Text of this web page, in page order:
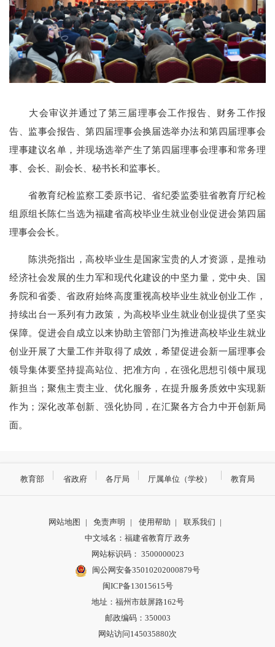
大会审议并通过了第三届理事会工作报告、财务工作报
告、监事会报告、第四届理事会换届选举办法和第四届理事会
理事建议名单，并现场选举产生了第四届理事会理事和常务理
事、会长、副会长、秘书长和监事长。
省教育纪检监察工委原书记、省纪委监委驻省教育厅纪检
组原组长陈仁当选为福建省高校毕业生就业创业促进会第四届
理事会会长。
陈洪尧指出，高校毕业生是国家宝贵的人才资源，是推动
经济社会发展的生力军和现代化建设的中坚力量，党中央、国
务院和省委、省政府始终高度重视高校毕业生就业创业工作，
持续出台一系列有力政策，为高校毕业生就业创业提供了坚实
保障。促进会自成立以来协助主管部门为推进高校毕业生就业
创业开展了大量工作并取得了成效，希望促进会新一届理事会
领导集体要坚持提高站位、把准方向，在强化思想引领中展现
新担当；聚焦主责主业、优化服务，在提升服务质效中实现新
作为；深化改革创新、强化协同，在汇聚各方合力中开创新局
面。
教育部 省政府 各厅局 厅属单位（学校） 教育局
网站地图 | 免责声明 | 使用帮助 | 联系我们 |
中文域名：福建省教育厅.政务
网站标识码： 3500000023
闽公网安备35010202000879号
闽ICP备13015615号
地址：福州市鼓屏路162号
邮政编码：350003
网站访问145035880次